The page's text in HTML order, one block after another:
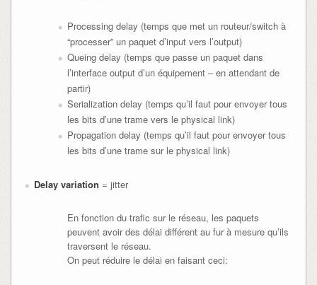
Processing delay (temps que met un routeur/switch à
“processer” un paquet d’input vers l’output)
Queing delay (temps que passe un paquet dans
l’interface output d’un équipement – en attendant de
partir)
Serialization delay (temps qu’il faut pour envoyer tous
les bits d’une trame vers le physical link)
Propagation delay (temps qu’il faut pour envoyer tous
les bits d’une trame sur le physical link)
Delay variation = jitter
En fonction du trafic sur le réseau, les paquets
peuvent avoir des délai différent au fur à mesure qu’ils
traversent le réseau.
On peut réduire le délai en faisant ceci: